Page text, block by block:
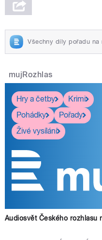
Všechny díly pořadu na
mujRozhlas
Hry a četby
Krimi
Pohádky
Pořady
Živé vysílání
Audiosvět Českého rozhlasu